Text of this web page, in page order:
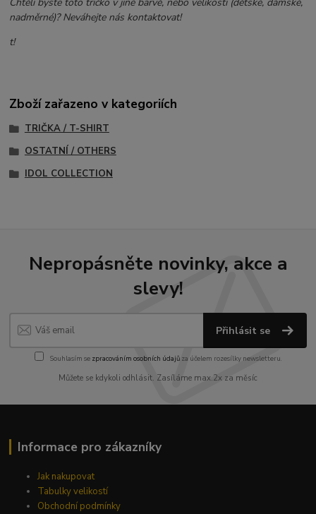
nadměrné)? Neváhejte nás kontaktovat!
t!
Zboží zařazeno v kategoriích
TRIČKA / T-SHIRT
OSTATNÍ / OTHERS
IDOL COLLECTION
Nepropásněte novinky, akce a
slevy!
Přihlásit se
Souhlasím se zpracováním osobních údajůza účelem rozesílky newsletteru.
Můžete se kdykoli odhlásit. Zasíláme max.2x za měsíc
Informace pro zákazníky
Jak nakupovat
Tabulky velikostí
Obchodní podmínky